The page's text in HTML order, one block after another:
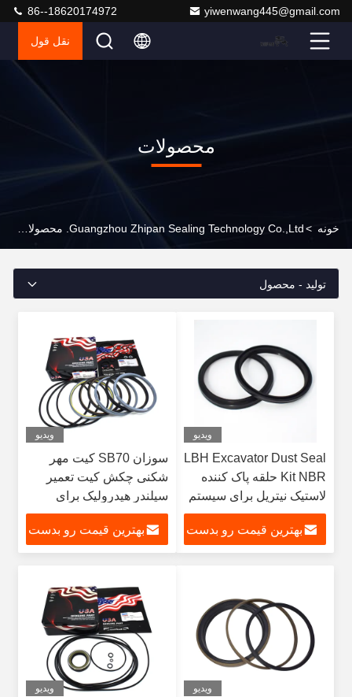
yiwenwang445@gmail.com
86--18620174972
نقل قول
محصولات
خونه >
تولید - محصول
ویدیو
LBH Excavator Dust Seal
Kit NBR حلقه پاک کننده
لاستیک نیتریل برای سیستم
هیدرولیک تعویض گاسکت
های سنگین ساختمانی
بهترین قیمت رو بدست
ویدیو
سوزان SB70 کیت مهر
شکنی چکش کیت تعمیر
سیلندر هیدرولیک برای
ساخت تجهیزات سنگین
بهترین قیمت رو بدست
ویدیو ویدیو